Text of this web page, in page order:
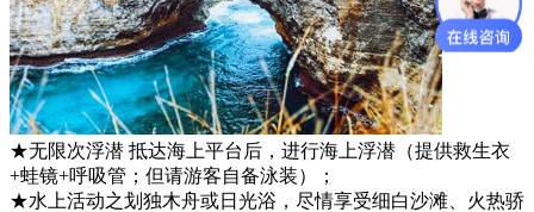
★无限次浮潜 抵达海上平台后，进行海上浮潜（提供救生衣
+蛙镜+呼吸管；但请游客自备泳装）；
★水上活动之划独木舟或日光浴，尽情享受细白沙滩、火热骄